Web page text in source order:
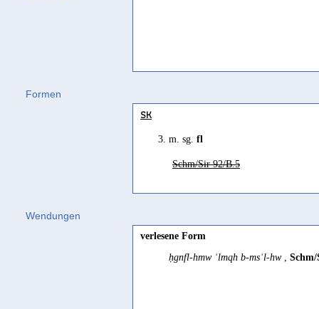
Formen
SK
3. m. sg. fl
Schm/Sir 92/B.5
Wendungen
verlesene Form
ḥgnfl-hmw ʾlmqh b-msʾl-hw ,